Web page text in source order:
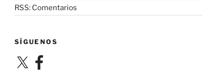
RSS: Comentarios
SÍGUENOS
X Facebook